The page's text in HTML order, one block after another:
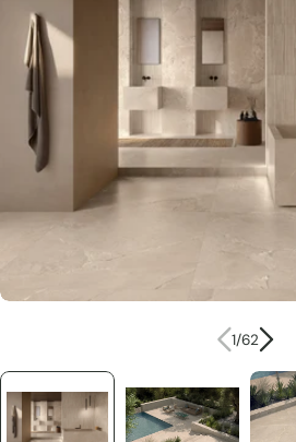
informations
produit
le média 0 en mode modal
1/62